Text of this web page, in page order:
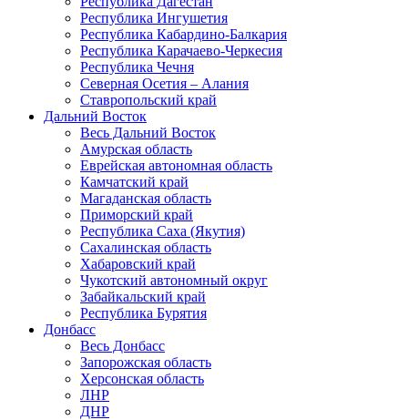
Республика Ингушетия
Республика Кабардино-Балкария
Республика Карачаево-Черкесия
Республика Чечня
Северная Осетия – Алания
Ставропольский край
Дальний Восток
Весь Дальний Восток
Амурская область
Еврейская автономная область
Камчатский край
Магаданская область
Приморский край
Республика Саха (Якутия)
Сахалинская область
Хабаровский край
Чукотский автономный округ
Забайкальский край
Республика Бурятия
Донбасс
Весь Донбасс
Запорожская область
Херсонская область
ЛНР
ДНР